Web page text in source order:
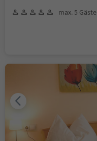
max. 5 Gäste